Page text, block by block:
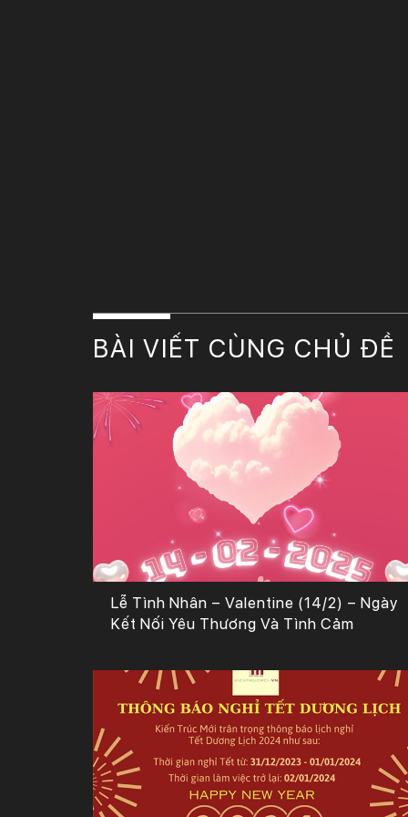
BÀI VIẾT CÙNG CHỦ ĐỀ
Lễ Tình Nhân – Valentine (14/2) – Ngày
Kết Nối Yêu Thương Và Tình Cảm